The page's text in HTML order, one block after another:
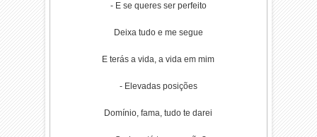
- E se queres ser perfeito
Deixa tudo e me segue
E terás a vida, a vida em mim
- Elevadas posições
Domínio, fama, tudo te darei